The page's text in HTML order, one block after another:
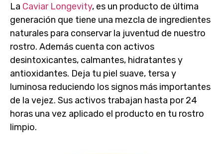
La Caviar Longevity, es un producto de última
generación que tiene una mezcla de ingredientes
naturales para conservar la juventud de nuestro
rostro. Además cuenta con activos
desintoxicantes, calmantes, hidratantes y
antioxidantes. Deja tu piel suave, tersa y
luminosa reduciendo los signos más importantes
de la vejez. Sus activos trabajan hasta por 24
horas una vez aplicado el producto en tu rostro
limpio.